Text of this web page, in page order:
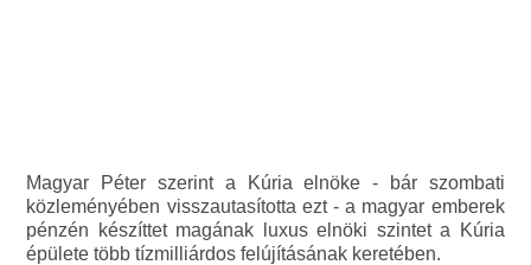
Magyar Péter szerint a Kúria elnöke - bár szombati
közleményében visszautasította ezt - a magyar emberek
pénzén készíttet magának luxus elnöki szintet a Kúria
épülete több tízmilliárdos felújításának keretében.